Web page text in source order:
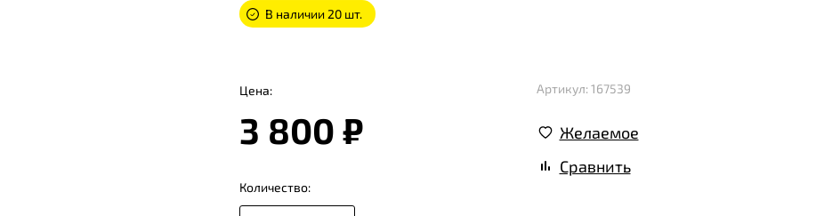
В наличии 20 шт.
Цена:
3 800 ₽
Количество:
Артикул: 167539
Желаемое
Сравнить